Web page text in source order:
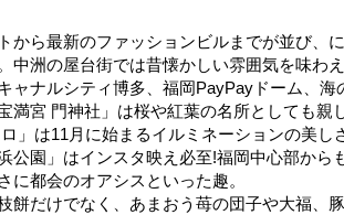
から最新のファッションビルまでが並び
洲の屋台街では昔懐かしい雰囲気を味わえ
ナルシティ博多、福岡PayPayドーム、海
宮 門神社」は桜や紅葉の名所としても親
」は11月に始まるイルミネーションの美し
園」はインスタ映え必至!福岡中心部から
に都会のオアシスといった趣。
餅だけでなく、あまおう苺の団子や大福、